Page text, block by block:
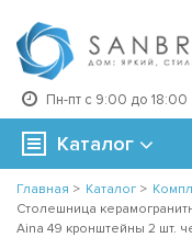
Пн-пт с 9:00 до 18:00
Каталог
Главная > Каталог >
Столешница
Aina 49 кронштейны 2 шт.